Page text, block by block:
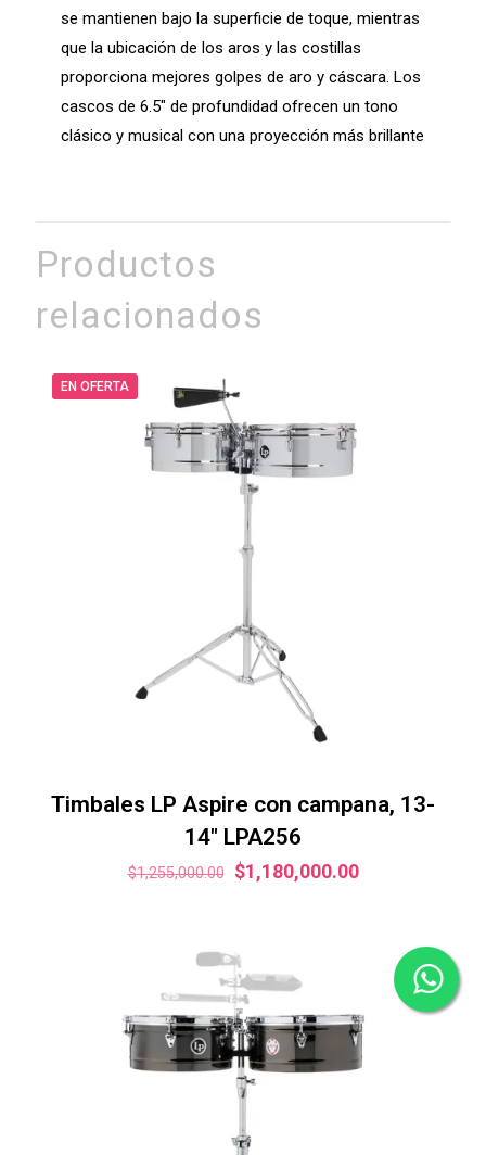
se mantienen bajo la superficie de toque, mientras
que la ubicación de los aros y las costillas
proporciona mejores golpes de aro y cáscara. Los
cascos de 6.5″ de profundidad ofrecen un tono
clásico y musical con una proyección más brillante
Productos
relacionados
EN OFERTA
Timbales LP Aspire con campana, 13-
14″ LPA256
$1,255,000.00
El
era:
$1,255,000.00.
$1,180,000.00El
$1,180,000.00.